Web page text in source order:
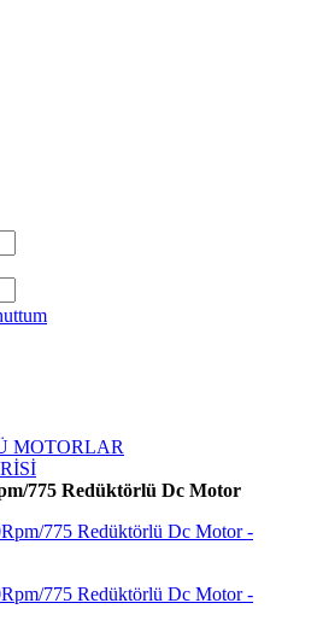
MOTORLAR
775 Redüktörlü Dc Motor